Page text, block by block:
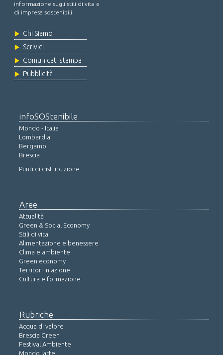
informazione sugli stili di vita e
di impresa sostenibili
Chi Siamo
Scrivici
Comunicati stampa
Pubblicità
infoSOStenibile
Mondo - Italia
Lombardia
Bergamo
Brescia
Punti di distribuzione
Aree
Attualità
Green & Social Economy
Stili di vita
Alimentazione e benessere
Clima e ambiente
Green economy
Territori in azione
Cultura e formazione
Rubriche
Acqua di valore
Brescia Green
Festival Ambiente
Mondo latte